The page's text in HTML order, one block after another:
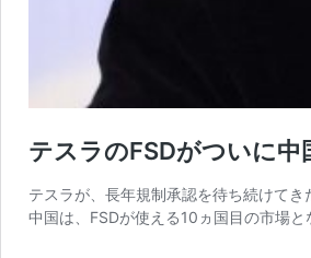
テスラのFSDがついに
テスラが、長年規制承認を待ち続けて
中国は、FSDが使える10ヵ国目の市場